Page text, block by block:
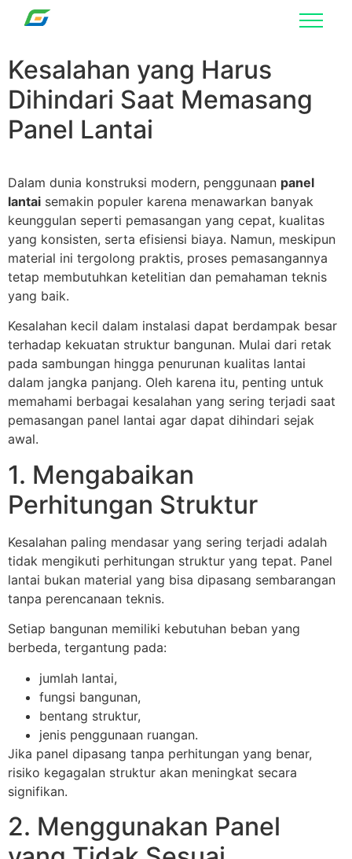
Kesalahan yang Harus
Dihindari Saat Memasang
Panel Lantai
Dalam dunia konstruksi modern, penggunaan panel
lantai semakin populer karena menawarkan banyak
keunggulan seperti pemasangan yang cepat, kualitas
yang konsisten, serta efisiensi biaya. Namun, meskipun
material ini tergolong praktis, proses pemasangannya
tetap membutuhkan ketelitian dan pemahaman teknis
yang baik.
Kesalahan kecil dalam instalasi dapat berdampak besar
terhadap kekuatan struktur bangunan. Mulai dari retak
pada sambungan hingga penurunan kualitas lantai
dalam jangka panjang. Oleh karena itu, penting untuk
memahami berbagai kesalahan yang sering terjadi saat
pemasangan panel lantai agar dapat dihindari sejak
awal.
1. Mengabaikan
Perhitungan Struktur
Kesalahan paling mendasar yang sering terjadi adalah
tidak mengikuti perhitungan struktur yang tepat. Panel
lantai bukan material yang bisa dipasang sembarangan
tanpa perencanaan teknis.
Setiap bangunan memiliki kebutuhan beban yang
berbeda, tergantung pada:
jumlah lantai,
fungsi bangunan,
bentang struktur,
jenis penggunaan ruangan.
Jika panel dipasang tanpa perhitungan yang benar,
risiko kegagalan struktur akan meningkat secara
signifikan.
2. Menggunakan Panel